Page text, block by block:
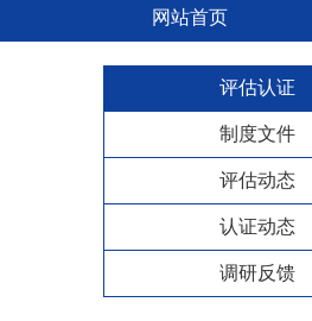
网站首页
评估认证
制度文件
评估动态
认证动态
调研反馈